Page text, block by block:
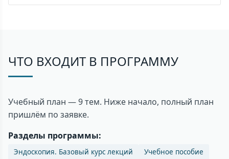
ЧТО ВХОДИТ В ПРОГРАММУ
Учебный план — 9 тем. Ниже начало, полный план
пришлём по заявке.
Разделы программы:
Эндоскопия. Базовый курс лекций Учебное пособие